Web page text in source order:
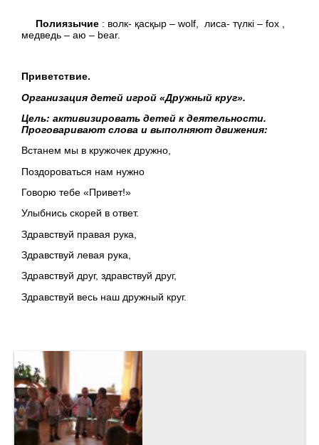
Полиязычие : волк- қасқыр – wolf, лиса- түлкі – fox ,
медведь – аю – bear.
Приветствие.
Организация детей игрой «Дружный круг».
Цель: активизировать детей к деятельности.
Проговаривают слова и выполняют движения:
Встанем мы в кружочек дружно,
Поздороваться нам нужно
Говорю тебе «Привет!»
Улыбнись скорей в ответ.
Здравствуй правая рука,
Здравствуй левая рука,
Здравствуй друг, здравствуй друг,
Здравствуй весь наш дружный круг.